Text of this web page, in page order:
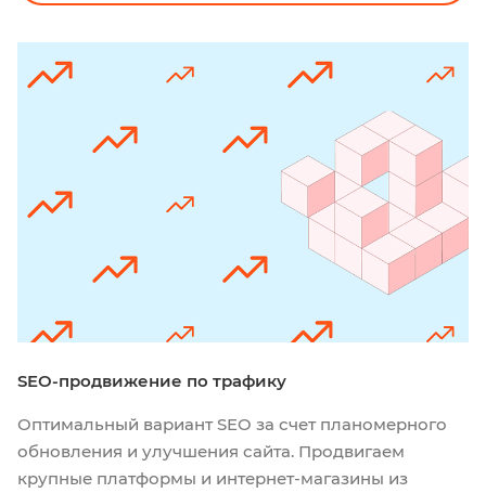
SEO-продвижение по трафику
Оптимальный вариант SEO за счет планомерного
обновления и улучшения сайта. Продвигаем
крупные платформы и интернет-магазины из